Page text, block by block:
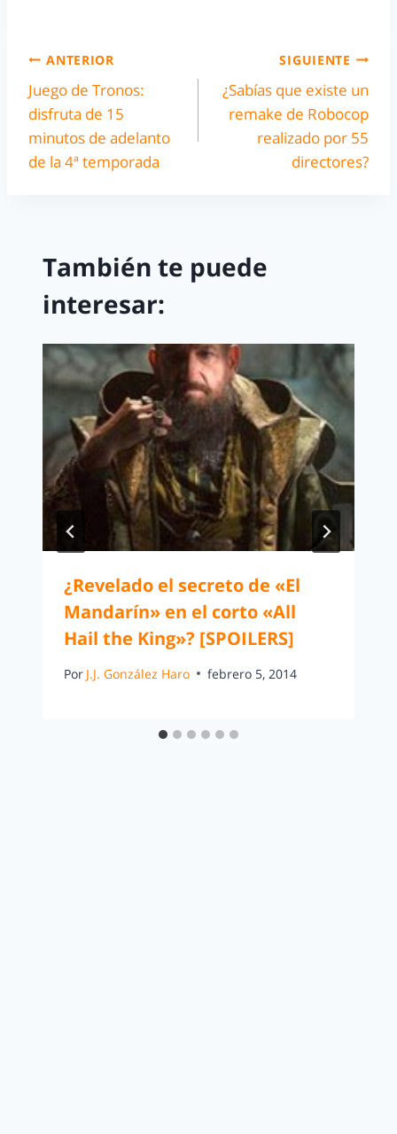
ANTERIOR
Juego de Tronos:
disfruta de 15
minutos de adelanto
de la 4ª temporada
SIGUIENTE
¿Sabías que existe un
remake de Robocop
realizado por 55
directores?
También te puede
interesar:
¿Revelado el secreto de «El
Mandarín» en el corto «All
Hail the King»? [SPOILERS]
Por J.J. González Haro febrero 5, 2014